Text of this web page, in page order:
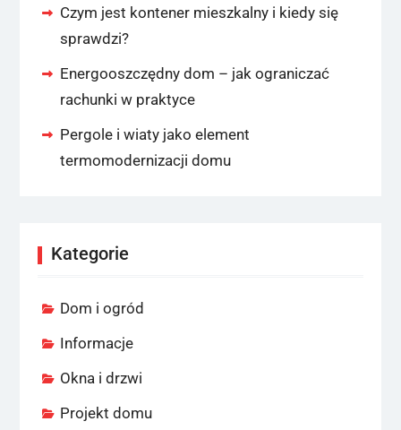
Czym jest kontener mieszkalny i kiedy się
sprawdzi?
Energooszczędny dom – jak ograniczać
rachunki w praktyce
Pergole i wiaty jako element
termomodernizacji domu
Kategorie
Dom i ogród
Informacje
Okna i drzwi
Projekt domu